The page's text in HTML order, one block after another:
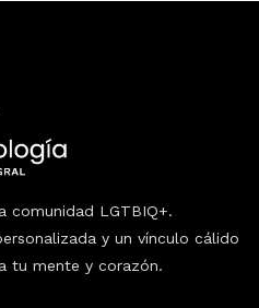
comunidad LGTBIQ+.
y un vínculo cálido
tu mente y corazón.